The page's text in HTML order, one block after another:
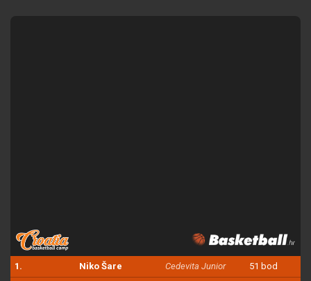
1. Niko Šare Cedevita Junior 51 bod